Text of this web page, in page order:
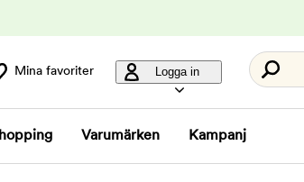
Mina favoriter Logga in
Varumärken Kampanj